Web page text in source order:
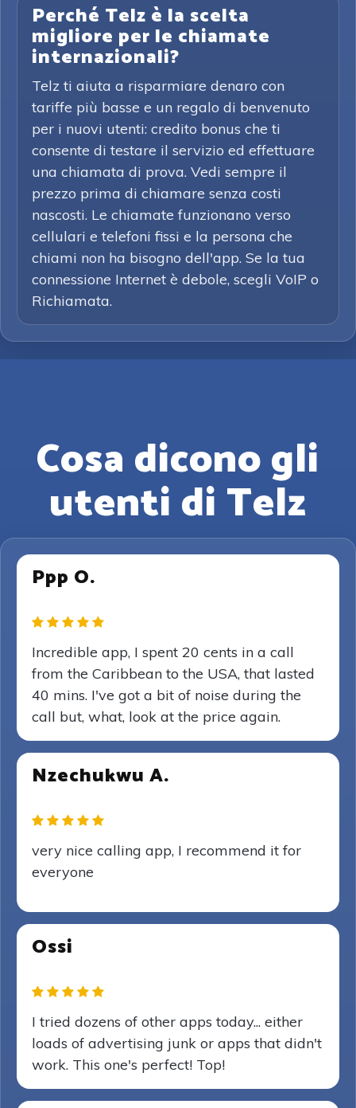
Perché Telz è la scelta
migliore per le chiamate
internazionali?
Telz ti aiuta a risparmiare denaro con
tariffe più basse e un regalo di benvenuto
per i nuovi utenti: credito bonus che ti
consente di testare il servizio ed effettuare
una chiamata di prova. Vedi sempre il
prezzo prima di chiamare senza costi
nascosti. Le chiamate funzionano verso
cellulari e telefoni fissi e la persona che
chiami non ha bisogno dell'app. Se la tua
connessione Internet è debole, scegli VoIP o
Richiamata.
Cosa dicono gli
utenti di Telz
Ppp O.
Incredible app, I spent 20 cents in a call
from the Caribbean to the USA, that lasted
40 mins. I've got a bit of noise during the
call but, what, look at the price again.
Nzechukwu A.
very nice calling app, I recommend it for
everyone
Ossi
I tried dozens of other apps today... either
loads of advertising junk or apps that didn't
work. This one's perfect! Top!